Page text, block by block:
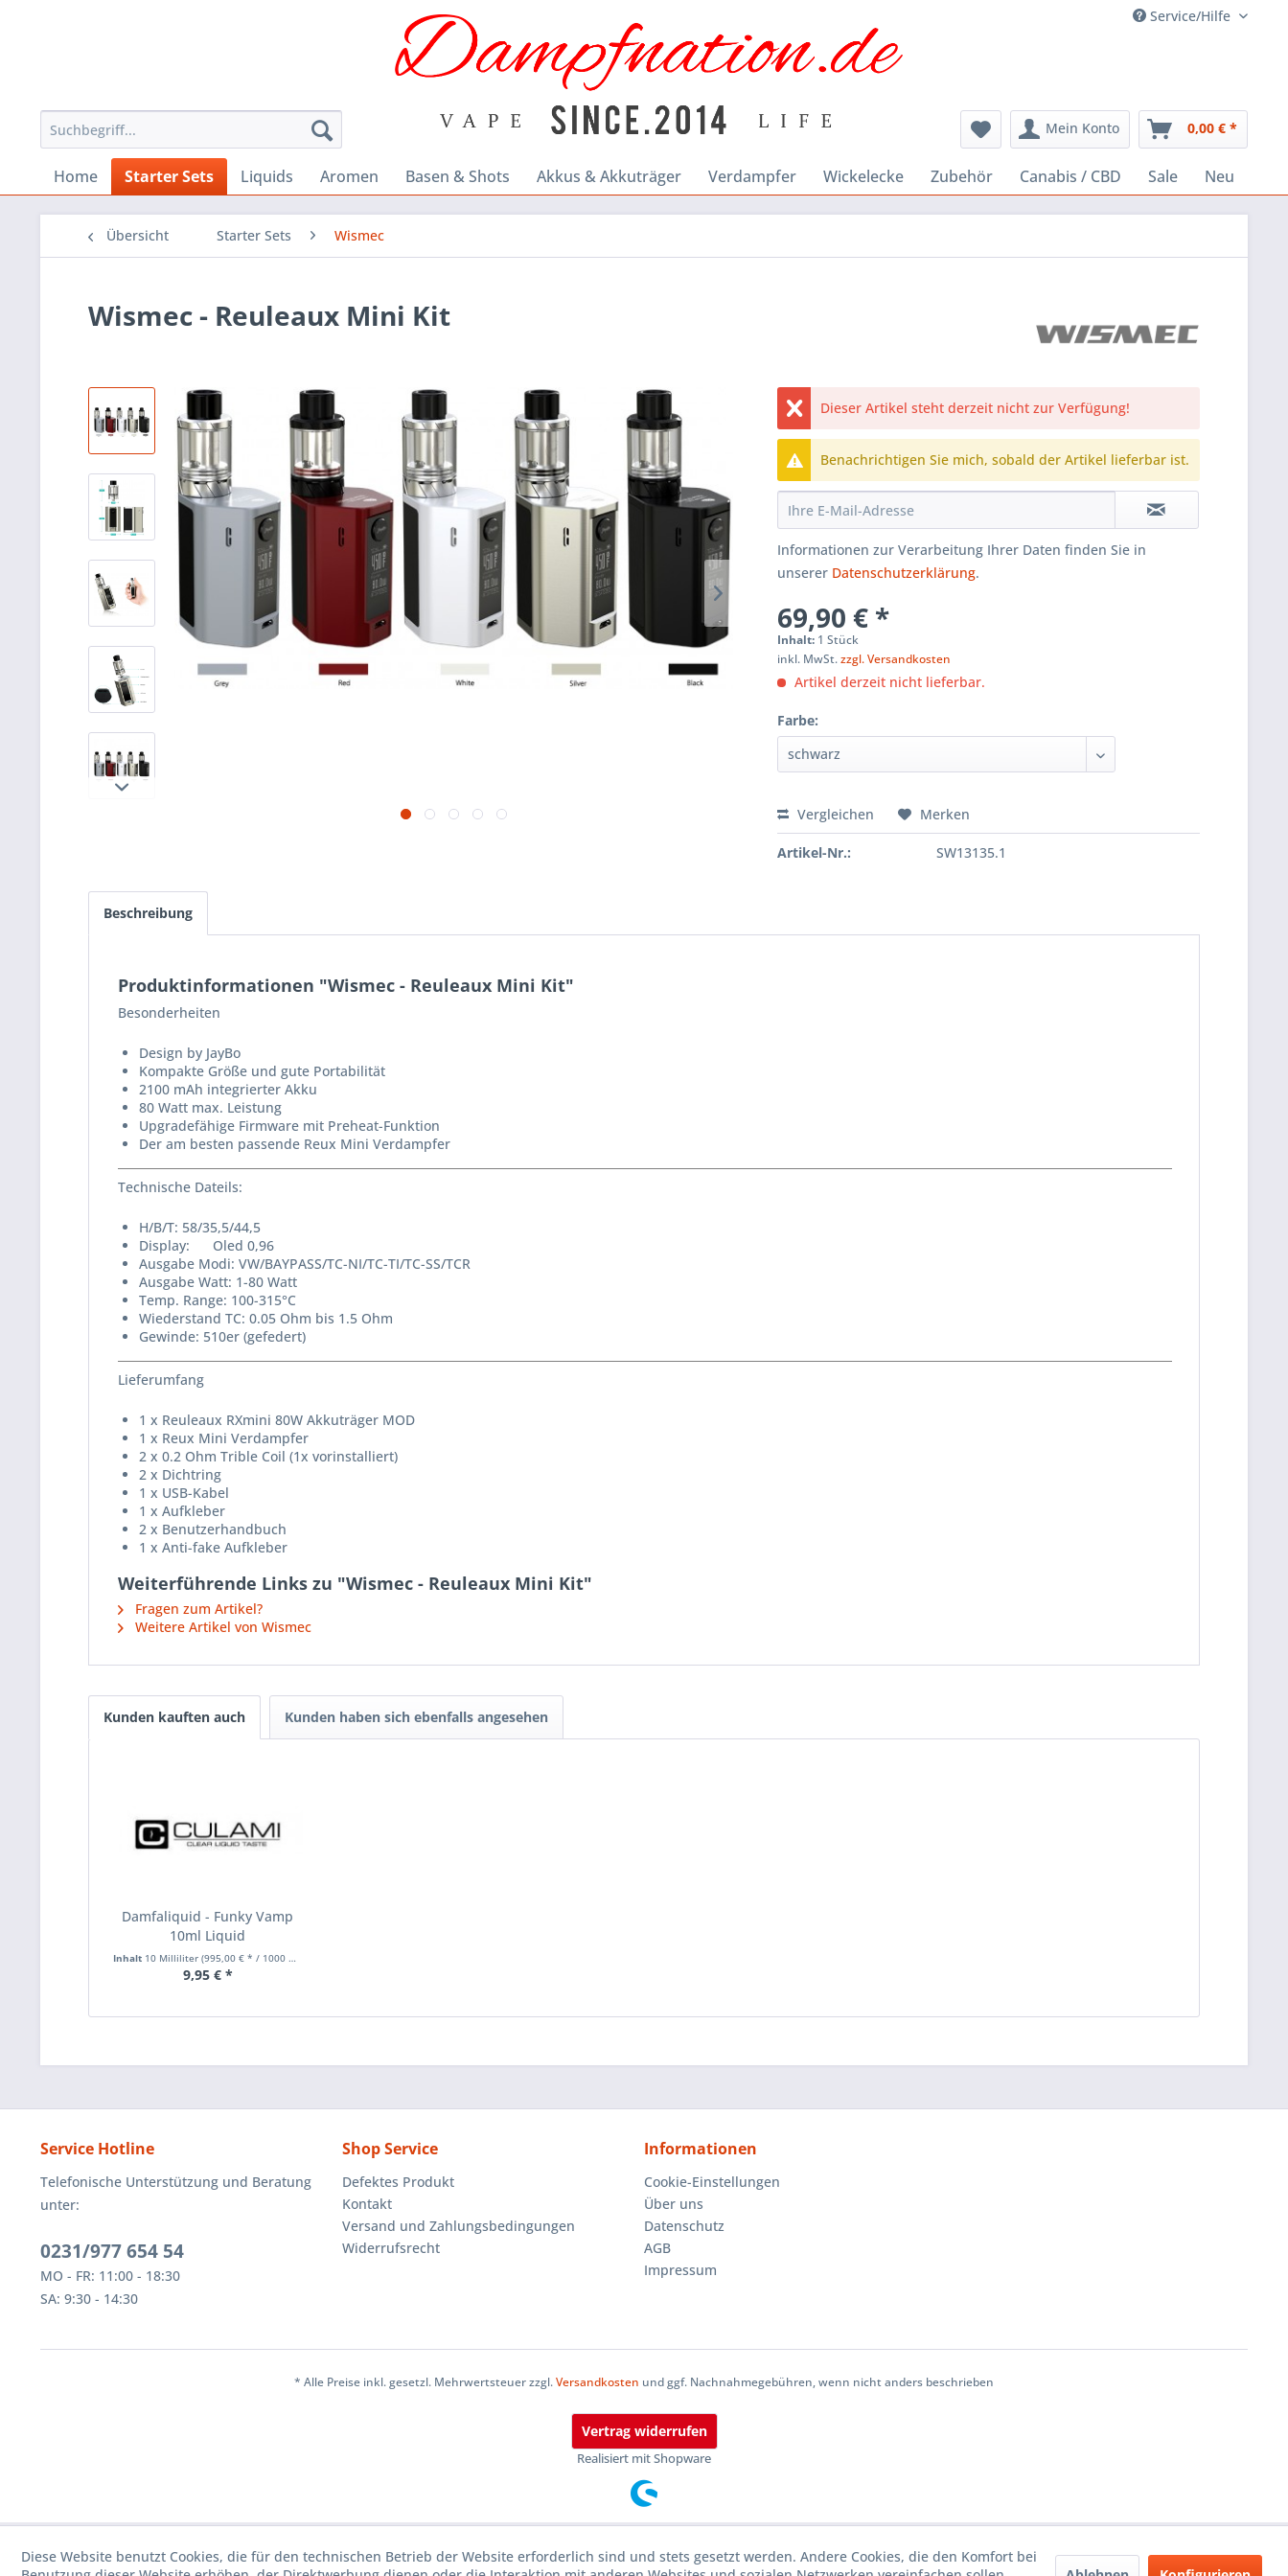
Service/Hilfe
Mein Konto 0,00 € *
Home Starter Sets Liquids Aromen Basen & Shots Akkus & Akkuträger Verdampfer Wickelecke Zubehör Canabis / CBD Sale Neu
Übersicht Starter Sets Wismec
Wismec - Reuleaux Mini Kit
Dieser Artikel steht derzeit nicht zur Verfügung!
Benachrichtigen Sie mich, sobald der Artikel lieferbar ist.
Informationen zur Verarbeitung Ihrer Daten finden Sie in
unserer Datenschutzerklärung.
69,90 € *
Inhalt: 1 Stück
inkl. MwSt.zzgl. Versandkosten
Artikel derzeit nicht lieferbar.
Farbe:
Vergleichen Merken
Artikel-Nr.: SW13135.1
Beschreibung
Produktinformationen "Wismec - Reuleaux Mini Kit"
Besonderheiten
Design by JayBo
Kompakte Größe und gute Portabilität
2100 mAh integrierter Akku
80 Watt max. Leistung
Upgradefähige Firmware mit Preheat-Funktion
Der am besten passende Reux Mini Verdampfer
Technische Dateils:
H/B/T: 58/35,5/44,5
Display: Oled 0,96
Ausgabe Modi: VW/BAYPASS/TC-NI/TC-TI/TC-SS/TCR
Ausgabe Watt: 1-80 Watt
Temp. Range: 100-315°C
Wiederstand TC: 0.05 Ohm bis 1.5 Ohm
Gewinde: 510er (gefedert)
Lieferumfang
1 x Reuleaux RXmini 80W Akkuträger MOD
1 x Reux Mini Verdampfer
2 x 0.2 Ohm Trible Coil (1x vorinstalliert)
2 x Dichtring
1 x USB-Kabel
1 x Aufkleber
2 x Benutzerhandbuch
1 x Anti-fake Aufkleber
Weiterführende Links zu "Wismec - Reuleaux Mini Kit"
Fragen zum Artikel?
Weitere Artikel von Wismec
Kunden kauften auch Kunden haben sich ebenfalls angesehen
Damfaliquid - Funky Vamp
10ml Liquid
Inhalt 10 Milliliter (995,00 € * / 1000 Milliliter)
9,95 € *
Service Hotline
Telefonische Unterstützung und Beratung
unter:
0231/977 654 54
MO - FR: 11:00 - 18:30
SA: 9:30 - 14:30
Shop Service
Defektes Produkt
Kontakt
Versand und Zahlungsbedingungen
Widerrufsrecht
Informationen
Cookie-Einstellungen
Über uns
Datenschutz
AGB
Impressum
* Alle Preise inkl. gesetzl. Mehrwertsteuer zzgl.Versandkosten und ggf. Nachnahmegebühren, wenn nicht anders beschrieben
Vertrag widerrufen
Realisiert mit Shopware
Diese Website benutzt Cookies, die für den technischen Betrieb der Website erforderlich sind und stets gesetzt werden. Andere Cookies, die den Komfort bei